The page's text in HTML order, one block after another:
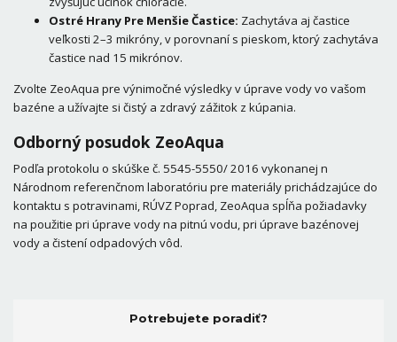
Ostré Hrany Pre Menšie Častice: Zachytáva aj častice
veľkosti 2–3 mikróny, v porovnaní s pieskom, ktorý zachytáva
častice nad 15 mikrónov.
Zvolte ZeoAqua pre výnimočné výsledky v úprave vody vo vašom
bazéne a užívajte si čistý a zdravý zážitok z kúpania.
Odborný posudok ZeoAqua
Podľa protokolu o skúške č. 5545-5550/ 2016 vykonanej n
Národnom referenčnom laboratóriu pre materiály prichádzajúce do
kontaktu s potravinami, RÚVZ Poprad, ZeoAqua spĺňa požiadavky
na použitie pri úprave vody na pitnú vodu, pri úprave bazénovej
vody a čistení odpadových vôd.
Potrebujete poradiť?